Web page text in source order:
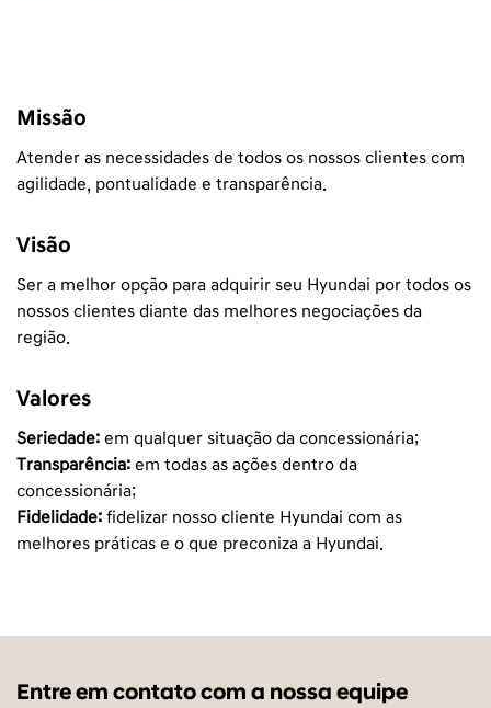
Missão
Atender as necessidades de todos os nossos clientes com
agilidade, pontualidade e transparência.
Visão
Ser a melhor opção para adquirir seu Hyundai por todos os
nossos clientes diante das melhores negociações da
região.
Valores
Seriedade: em qualquer situação da concessionária;
Transparência: em todas as ações dentro da
concessionária;
Fidelidade: fidelizar nosso cliente Hyundai com as
melhores práticas e o que preconiza a Hyundai.
Entre em contato com a nossa equipe